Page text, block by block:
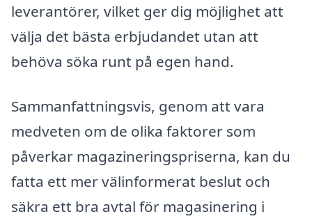
leverantörer, vilket ger dig möjlighet att
välja det bästa erbjudandet utan att
behöva söka runt på egen hand.
Sammanfattningsvis, genom att vara
medveten om de olika faktorer som
påverkar magazineringspriserna, kan du
fatta ett mer välinformerat beslut och
säkra ett bra avtal för magasinering i